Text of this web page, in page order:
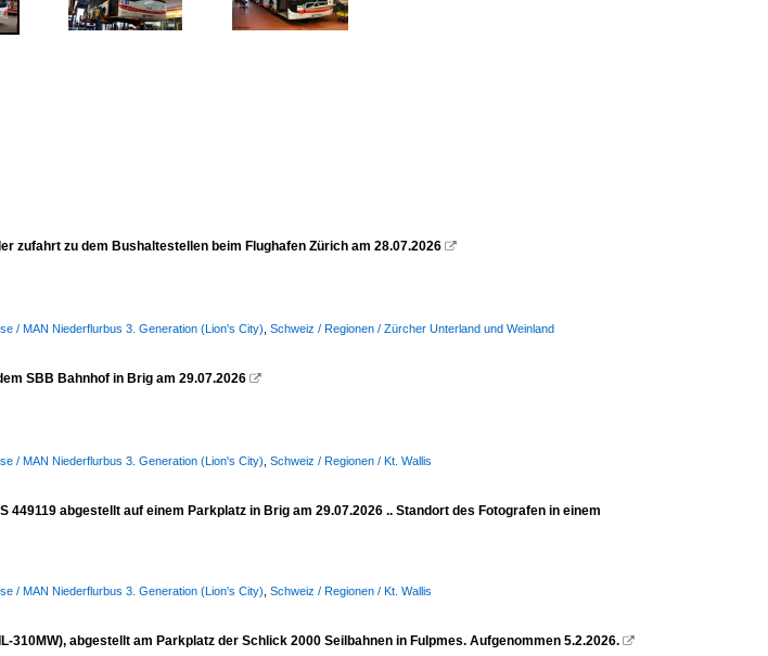
zufahrt zu dem Bushaltestellen beim Flughafen Zürich am 28.07.2026 
/ MAN Niederflurbus 3. Generation (Lion's City) Schweiz / Regionen / Zürcher Unterland und Weinland
SBB Bahnhof in Brig am 29.07.2026 
/ MAN Niederflurbus 3. Generation (Lion's City) Schweiz / Regionen / Kt. Wallis
449119 abgestellt auf einem Parkplatz in Brig am 29.07.2026 .. Standort des Fotografen in einem
/ MAN Niederflurbus 3. Generation (Lion's City) Schweiz / Regionen / Kt. Wallis
310MW), abgestellt am Parkplatz der Schlick 2000 Seilbahnen in Fulpmes. Aufgenommen 5.2.2026. 